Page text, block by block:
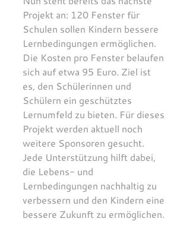
Projekt an: 120 Fenster für
Schulen sollen Kindern bessere
Lernbedingungen ermöglichen.
Die Kosten pro Fenster belaufen
sich auf etwa 95 Euro. Ziel ist
es, den Schülerinnen und
Schülern ein geschütztes
Lernumfeld zu bieten. Für dieses
Projekt werden aktuell noch
weitere Sponsoren gesucht.
Jede Unterstützung hilft dabei,
die Lebens- und
Lernbedingungen nachhaltig zu
verbessern und den Kindern eine
bessere Zukunft zu ermöglichen.